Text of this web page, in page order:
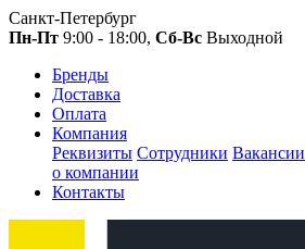
Санкт-Петербург
Пн-Пт 9:00 - 18:00, Сб-Вс Выходной
Бренды
Доставка
Оплата
Компания
Реквизиты Сотрудники Вакансии
о компании
Контакты